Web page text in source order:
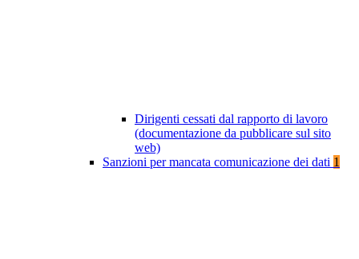
Dirigenti cessati dal rapporto di lavoro
(documentazione da pubblicare sul sito
web)
Sanzioni per mancata comunicazione dei dati 1